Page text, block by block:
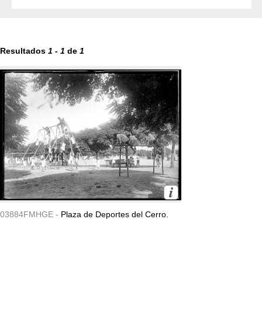
Resultados 1 - 1 de 1
03884FMHGE - Plaza de Deportes del Cerro.